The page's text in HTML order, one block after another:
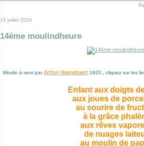
14 juillet 2026
14ème moulindheure
Moulin à vent parArthur Haegebaert 1920 cliquez sur les
Enfant aux doigts
aux joues de
au sourire de
à la grâce
aux rêves
de nuages
au moulin de